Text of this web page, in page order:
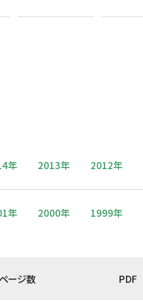
年 2013年 2012年
年 2000年 1999年
ージ数 PDF